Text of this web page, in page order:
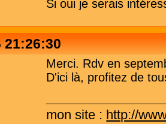
Si oui je serais
21:26:30
Merci. Rdv en
D'ici là, profitez de
mon site : http://